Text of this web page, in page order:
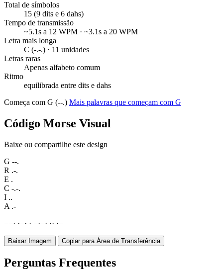
Total de símbolos
15 (9 dits e 6 dahs)
Tempo de transmissão
~5.1s a 12 WPM · ~3.1s a 20 WPM
Letra mais longa
C (-.-.) · 11 unidades
Letras raras
Apenas alfabeto comum
Ritmo
equilibrada entre dits e dahs
Começa com G (--.) Mais palavras que começam com G
Código Morse Visual
Baixe ou compartilhe este design
G --.
R .-.
E .
C -.-.
I ..
A .-
−−· ·−· · −·−· ·· ·−
Baixar Imagem Copiar para Área de Transferência
Perguntas Frequentes